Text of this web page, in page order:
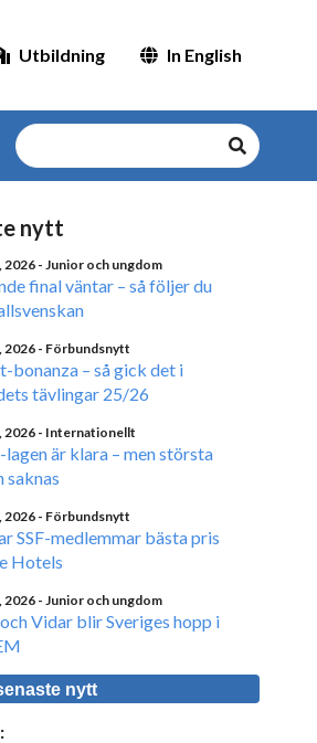
Utbildning In English
nytt
2026- Junior och ungdom
final väntar – så följer du
2026- Förbundsnytt
bonanza – så gick det i
tävlingar 25/26
2026- Internationellt
lagen är klara – men största
saknas
2026- Förbundsnytt
SSF-medlemmar bästa pris
Hotels
2026- Junior och ungdom
Vidar blir Sveriges hopp i
nytt